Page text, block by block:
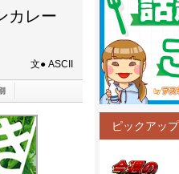
カレー
文● ASCII
ピックアップ